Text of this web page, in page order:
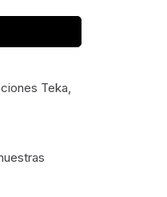
Teka,